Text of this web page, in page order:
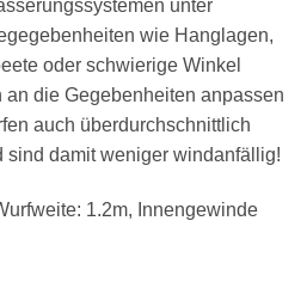
unter
wie Hanglagen,
oder schwierige Winkel
die Gegebenheiten anpassen
auch überdurchschnittlich
sind damit weniger windanfällig!
1.2m, Innengewinde